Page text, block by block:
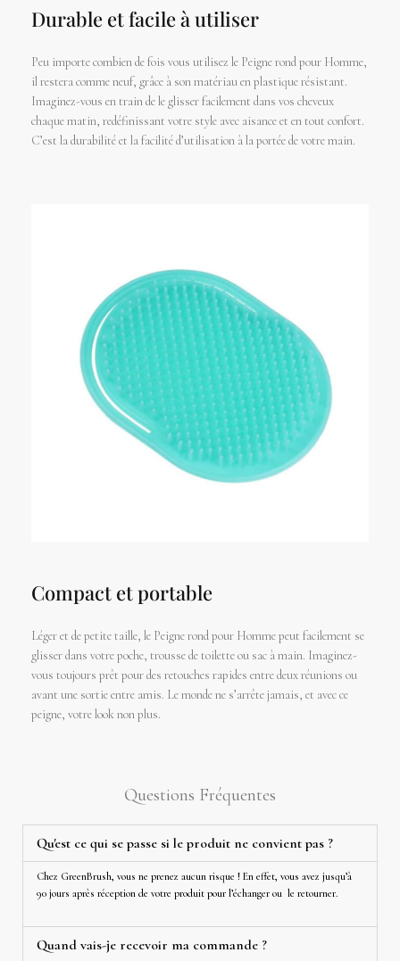
Durable et facile à utiliser
Peu importe combien de fois vous utilisez le Peigne rond pour Homme,
il restera comme neuf, grâce à son matériau en plastique résistant.
Imaginez-vous en train de le glisser facilement dans vos cheveux
chaque matin, redéfinissant votre style avec aisance et en tout confort.
C’est la durabilité et la facilité d’utilisation à la portée de votre main.
Compact et portable
Léger et de petite taille, le Peigne rond pour Homme peut facilement se
glisser dans votre poche, trousse de toilette ou sac à main. Imaginez-
vous toujours prêt pour des retouches rapides entre deux réunions ou
avant une sortie entre amis. Le monde ne s’arrête jamais, et avec ce
peigne, votre look non plus.
Questions Fréquentes
Qu'est ce qui se passe si le produit ne convient pas ?
Chez GreenBrush, vous ne prenez aucun risque ! En effet, vous avez jusqu’à
90 jours après réception de votre produit pour l’échanger ou le retourner.
Quand vais-je recevoir ma commande ?